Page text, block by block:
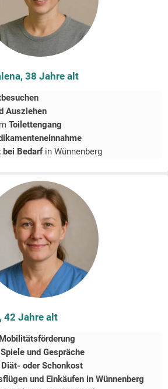
38 Jahre alt
Ausziehen
Toilettengang
bei Bedarfin Wünnenberg
42 Jahre alt
Mobilitätsförderung
Spiele und Gespräche
Diät- oder Schonkost
und Einkäufen in Wünnenberg